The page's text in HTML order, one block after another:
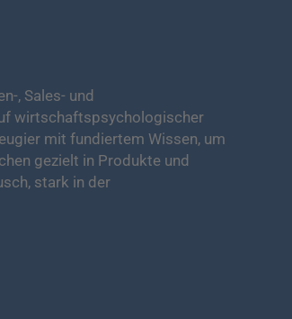
, Sales- und
wirtschaftspsychologischer
mit fundiertem Wissen, um
gezielt in Produkte und
stark in der